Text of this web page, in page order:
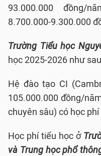
93.000.000 đồng/
8.700.000-9.300.000
Trường Tiểu học
học 2025-2026 như
Hệ đào tạo CI
105.000.000 đồng/
chuyên sâu) có học
Học phí tiểu học ở
và Trung học phổ